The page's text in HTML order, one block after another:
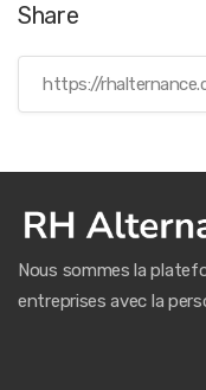
Share
Nous sommes la
entreprises avec la